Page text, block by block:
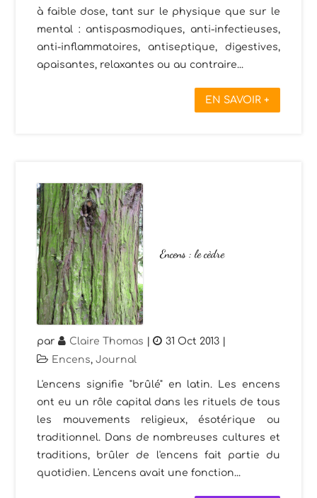
à faible dose, tant sur le physique que sur le
mental : antispasmodiques, anti-infectieuses,
anti-inflammatoires, antiseptique, digestives,
apaisantes, relaxantes ou au contraire...
EN SAVOIR +
Encens : le cèdre
par Claire Thomas | 31 Oct 2013 |
Encens,Journal
L'encens signifie "brûlé" en latin. Les encens
ont eu un rôle capital dans les rituels de tous
les mouvements religieux, ésotérique ou
traditionnel. Dans de nombreuses cultures et
traditions, brûler de l'encens fait partie du
quotidien. L'encens avait une fonction...